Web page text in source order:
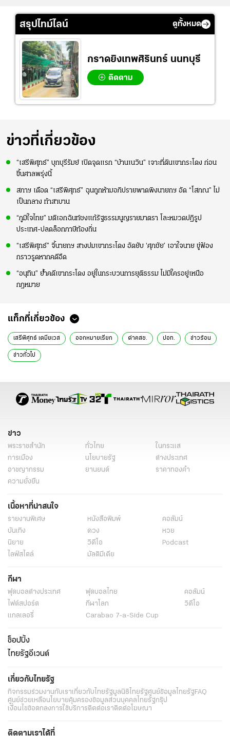
สรุปไทม์ไลน์ ดูทั้งหมด
กราดยิงเทพศิรินทร์ นนทบุรี
ติดตาม
ข่าวที่เกี่ยวข้อง
“เสรีพิศุทธ์” บุกบุรีรัมย์ เปิดจุดแรก “บ้านเนวิน” เจาะที่ดินเขากระโดง ก่อน
ขึ้นศาลพรุ่งนี้
สภาฯ เดือด “เสรีพิศุทธ์” ฉุนถูกห้ามอภิปรายพาดพิงนายกฯ อัด “โสภณ” ไม่
เป็นกลาง ท้าสาบาน
“ภูมิใจไทย” มติเอกฉันท์ชงแก้รัฐธรรมนูญรายมาตรา โละหมวดปฏิรูป
ประเทศ-ปลดล็อกภาษีท้องถิ่น
“เสรีพิศุทธ์” จี้นายกฯ สางปมเขากระโดง อัดยับ ‘ศุภชัย’ เอาใจนาย ขู่ฟ้อง
กราวรูดหากคดีอืด
“อนุทิน” ย้ำคดีเขากระโดง อยู่ในกระบวนการยุติธรรม ไม่มีใครอยู่เหนือ
กฎหมาย
แท็กที่เกี่ยวข้อง
เสรีพิศุทธ์ เตมียเวส ออกหมายเรียก ด่าคสช. ปอท. ข่าวร้อน
ข่าวทั่วไป
ข่าว
พระราชสำนัก ทั่วไทย
ในกระแส
การเมือง
นโยบายรัฐ
ต่างประเทศ
อาชญากรรม
ยานยนต์
ราคาทองคำ
ความยั่งยืน
เนื้อหาที่น่าสนใจ
รายงานพิเศษ หนังสือพิมพ์
คอลัมน์
บันเทิง
ดวง
หวย
นิยาย
วิดีโอ
Podcast
ไลฟ์สไตล์
มัลติมีเดีย
กีฬา
ฟุตบอลต่่างประเทศ ฟุตบอลไทย
คอลัมน์
ไฟต์สปอร์ต
กีฬาโลก
วิดีโอ
แกลเลอรี่
Carabao 7-a-Side Cup
ช็อปปิ้ง
ไทยรัฐอีเวนต์
เกี่ยวกับไทยรัฐ
กิจกรรมร่วมงานกับเราเกี่ยวกับไทยรัฐมูลนิธิไทยรัฐศูนย์ข้อมูลไทยรัฐFAQ
ศูนย์ช่วยเหลือนโยบายคุ้มครองข้อมูลส่วนบุคคลไทยรัฐกรุ๊ป
เงื่อนไขข้อตกลงการใช้บริการติดต่อเราติดต่อโฆษณา
ติดตามเราได้ที่